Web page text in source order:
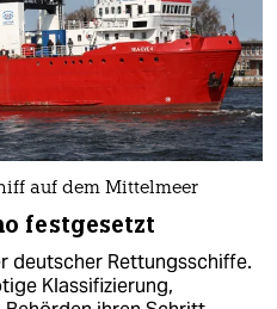
auf dem Mittelmeer
festgesetzt
deutscher Rettungsschiffe.
Klassifizierung,